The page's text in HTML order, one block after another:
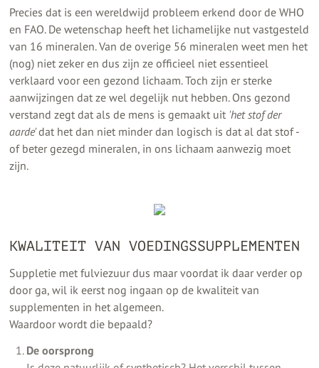
Precies dat is een wereldwijd probleem erkend door de WHO
en FAO. De wetenschap heeft het lichamelijke nut vastgesteld
van 16 mineralen. Van de overige 56 mineralen weet men het
(nog) niet zeker en dus zijn ze officieel niet essentieel
verklaard voor een gezond lichaam. Toch zijn er sterke
aanwijzingen dat ze wel degelijk nut hebben. Ons gezond
verstand zegt dat als de mens is gemaakt uit 'het stof der
aarde'dat het dan niet minder dan logisch is dat al dat stof -
of beter gezegd mineralen, in ons lichaam aanwezig moet
zijn.
KWALITEIT VAN VOEDINGSSUPPLEMENTEN
Suppletie met fulviezuur dus maar voordat ik daar verder op
door ga, wil ik eerst nog ingaan op de kwaliteit van
supplementen in het algemeen.
Waardoor wordt die bepaald?
De oorsprong